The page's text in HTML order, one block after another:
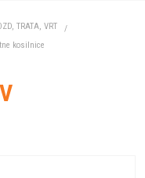
TRATA, VRT
kosilnice